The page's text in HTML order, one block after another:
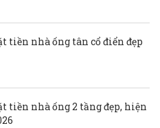
tiền nhà ống tân cổ điển đẹp
tiền nhà ống 2 tầng đẹp, hiện